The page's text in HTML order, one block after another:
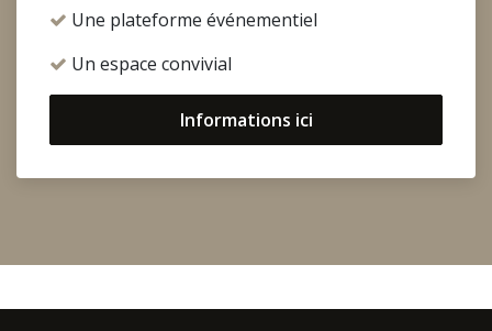
Une plateforme événementiel
Un espace convivial
Informations ici